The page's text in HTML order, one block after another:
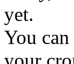
yet.
You